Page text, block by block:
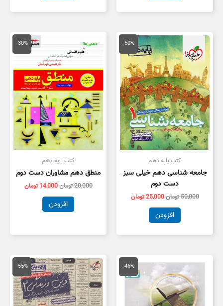
-50%
کتب پایه دهم
جامعه شناسی دهم خیلی سبز
دست دوم
50,000تومان
قیمت
اصلی
50,000 تومان
بود.
25,000تومان
قیمت
فعلی
25,000 تومان
است.
افزودن
-30%
کتب پایه دهم
منطق دهم مشاوران دست دوم
20,000تومان
20,000 تومان
بود.
14,000 تومان
قیمت
فعلی
افزودن
-46%
اصلی
175,000 تومان
بود.
قیمت
فعلی
95,000 تومان
-55%
قیمت
اصلی
55,000 تومان
بود.
قیمت
فعلی
است.